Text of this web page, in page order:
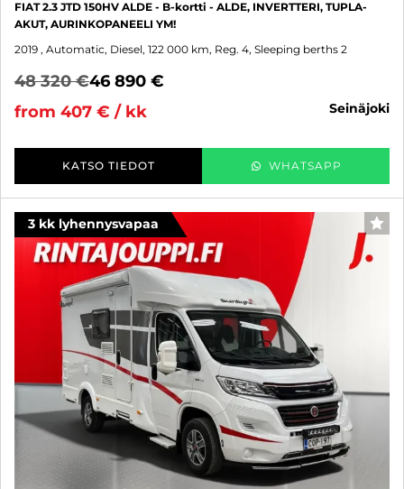
FIAT 2.3 JTD 150HV ALDE - B-kortti - ALDE, INVERTTERI, TUPLA-
AKUT, AURINKOPANEELI YM!
2019 , Automatic, Diesel, 122 000 km, Reg. 4, Sleeping berths 2
48 320 €46 890 €
from 407 € / kk
seinäjoki
KATSO TIEDOT WHATSAPP
3 kk lyhennysvapaa